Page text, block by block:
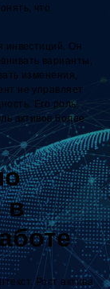
что
инвестиций. Он
варианты,
изменения,
не управляет
Его роль:
активов более
в
Рост актива